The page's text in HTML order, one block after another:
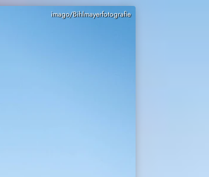
imago/Bihlmayerfotografie